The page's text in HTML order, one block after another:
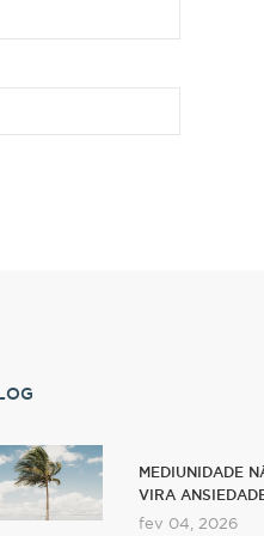
MEDIUNIDADE
VIRA
fev 04, 2026